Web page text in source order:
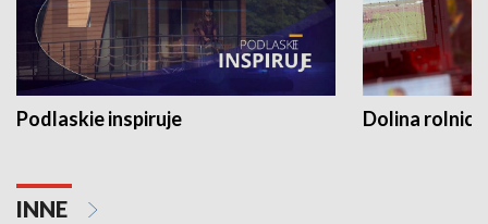
Podlaskie inspiruje Dolina
INNE